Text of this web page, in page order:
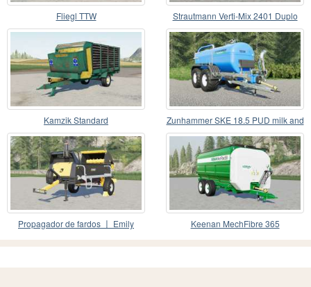
Fliegl TTW Strautmann Verti-Mix 2401 Duplo
Kamzik Standard
Zunhammer SKE 18.5 PUD milk and
water
Propagador de fardos 〡 Emily
Keenan MechFibre 365